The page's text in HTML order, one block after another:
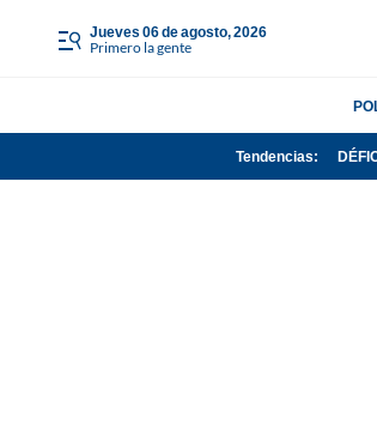
jueves 06 de agosto, 2026
Primero la gente
Tendencias: